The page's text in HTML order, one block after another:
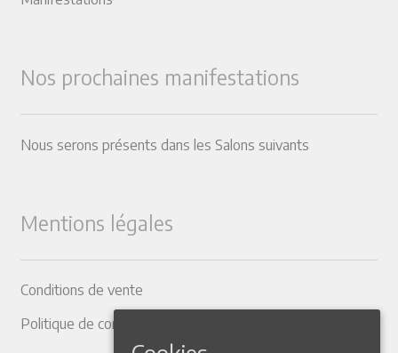
Nos prochaines manifestations
Nous serons présents dans les Salons suivants
Mentions légales
Conditions de vente
Politique de confidentialité